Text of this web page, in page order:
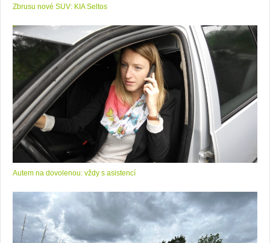
Zbrusu nové SUV: KIA Seltos
Autem na dovolenou: vždy s asistencí